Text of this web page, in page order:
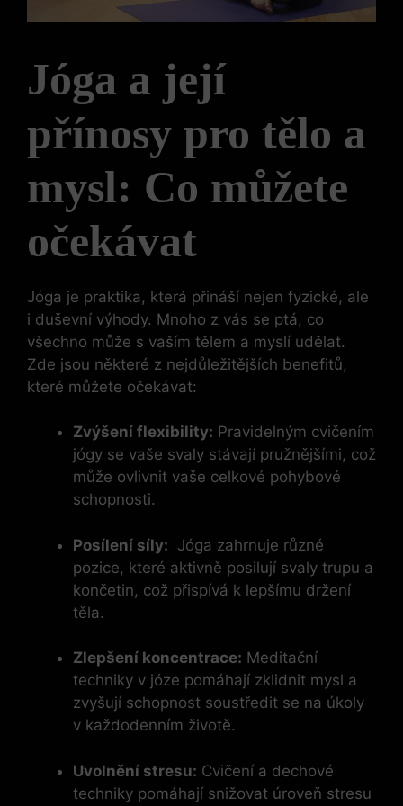
Jóga a její
přínosy‍ pro tělo ‍a
mysl:⁣ Co ⁣můžete
očekávat
Jóga je praktika, která přináší nejen fyzické, ‍ale⁢
i duševní⁤ výhody. Mnoho‍ z ‌vás se ptá, co
všechno může ⁤s‍ vaším⁤ tělem a myslí udělat.
‍Zde jsou některé z‌ nejdůležitějších benefitů,
‌které můžete očekávat:
Zvýšení flexibility: Pravidelným cvičením
​jógy se vaše svaly stávají pružnějšími, což
může ovlivnit vaše ⁤celkové pohybové
schopnosti.
Posílení síly: ‌ Jóga ⁣zahrnuje různé
pozice, které aktivně​ posilují ‌svaly trupu⁤ a
končetin,‍ což přispívá k lepšímu držení
těla.
Zlepšení koncentrace: ⁢Meditační
techniky v józe pomáhají zklidnit mysl ‍a
zvyšují⁢ schopnost soustředit se‍ na úkoly
v ​každodenním životě.
Uvolnění stresu: Cvičení ⁤a​ dechové
techniky ⁣pomáhají snižovat úroveň stresu